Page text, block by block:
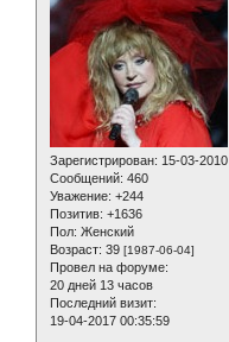
Зарегистрирован: 15-03-2010
Сообщений: 460
Уважение: +244
Позитив: +1636
Пол: Женский
Возраст: 39 [1987-06-04]
Провел на форуме:
20 дней 13 часов
Последний визит:
19-04-2017 00:35:59